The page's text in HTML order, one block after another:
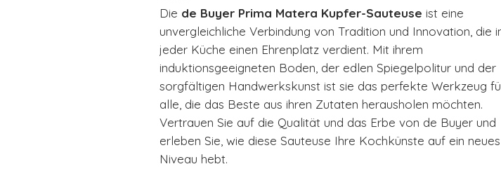
Die de Buyer Prima Matera Kupfer-Sauteuse ist eine
unvergleichliche Verbindung von Tradition und Innovation, die
jeder Küche einen Ehrenplatz verdient. Mit ihrem
induktionsgeeigneten Boden, der edlen Spiegelpolitur und der
sorgfältigen Handwerkskunst ist sie das perfekte Werkzeug
alle, die das Beste aus ihren Zutaten herausholen möchten.
Vertrauen Sie auf die Qualität und das Erbe von de Buyer und
erleben Sie, wie diese Sauteuse Ihre Kochkünste auf ein neues
Niveau hebt.